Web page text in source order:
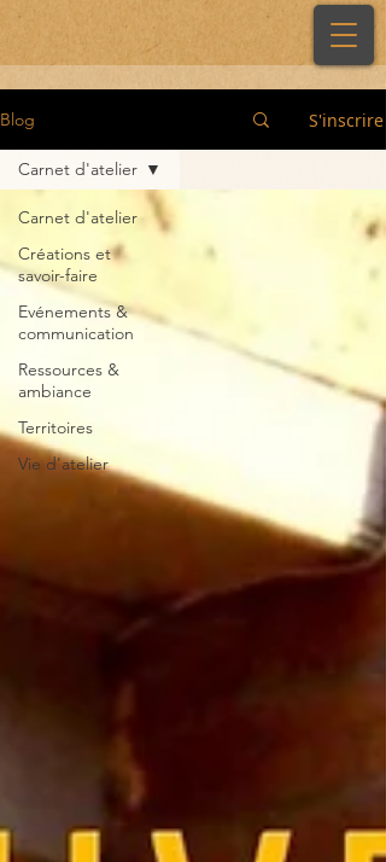
Blog S'inscrire
Carnet d'atelier
Créations et
savoir-faire
Evénements &
communication
Ressources &
ambiance
Territoires
Vie d'atelier
Carnet d'atelier